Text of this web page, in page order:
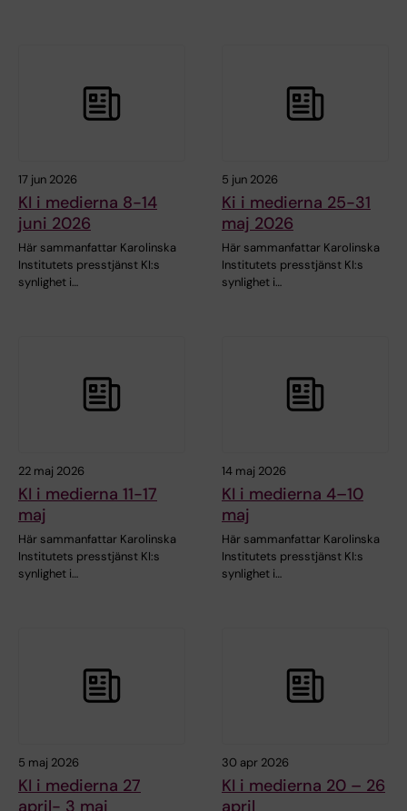
17 jun 2026
KI i medierna 8-14
juni 2026
Här sammanfattar Karolinska
Institutets presstjänst KI:s
synlighet i…
5 jun 2026
Ki i medierna 25-31
maj 2026
Här sammanfattar Karolinska
Institutets presstjänst KI:s
synlighet i…
22 maj 2026
KI i medierna 11-17
maj
Här sammanfattar Karolinska
Institutets presstjänst KI:s
synlighet i…
14 maj 2026
KI i medierna 4–10
maj
Här sammanfattar Karolinska
Institutets presstjänst KI:s
synlighet i…
5 maj 2026
KI i medierna 27
april- 3 maj
30 apr 2026
KI i medierna 20 – 26
april